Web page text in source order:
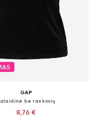
GAP
be rankovių
8,76 €